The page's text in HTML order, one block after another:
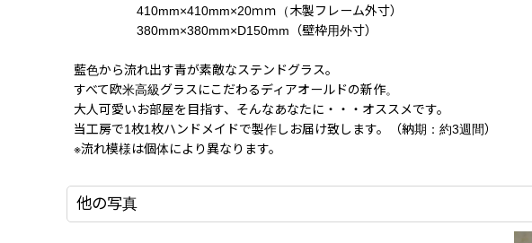
410mm×410mm×20ｍｍ（木製フレーム外寸）
380mm×380mm×D150mm（壁枠用外寸）
藍色から流れ出す青が素敵なステンドグラス。
すべて欧米高級グラスにこだわるディアオールドの新作。
大人可愛いお部屋を目指す、そんなあなたに・・・オススメです。
当工房で1枚1枚ハンドメイドで製作しお届け致します。（納期：約3週間）
※流れ模様は個体により異なります。
他の写真